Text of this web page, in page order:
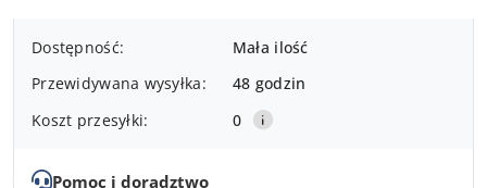
Dostępność
dostawa
Dostępność:
Mała ilość
Przewidywana wysyłka:
48 godzin
Koszt przesyłki:
0
Pomoc i doradztwo